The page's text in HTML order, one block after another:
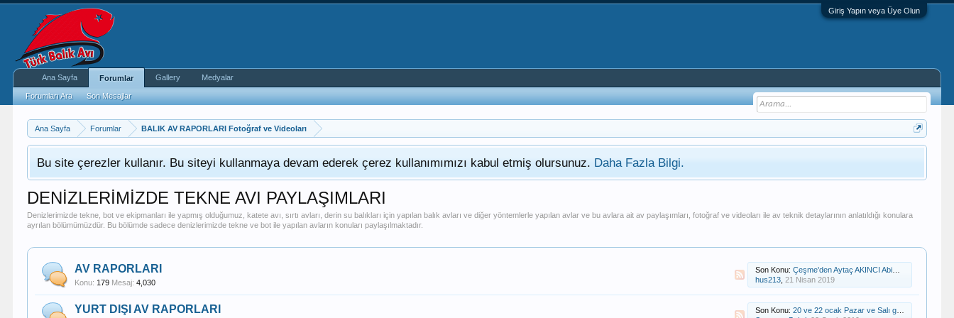
Giriş Yapın veya Üye Olun
Ana Sayfa Forumlar BALIK AV RAPORLARI Fotoğraf ve Videoları
Bu site çerezler kullanır. Bu siteyi kullanmaya devam ederek çerez kullanımımızı kabul etmiş olursunuz. Daha Fazla Bilgi.
DENİZLERİMİZDE TEKNE AVI PAYLAŞIMLARI
Denizlerimizde tekne, bot ve ekipmanları ile yapmış olduğumuz, katete avı, sırtı avları, derin su balıkları için yapılan balık avları ve diğer yöntemlerle yapılan avlar ve bu avlara ait av paylaşımları, fotoğraf ve videoları ile av teknik detaylarının anlatıldığı konulara
ayrılan bölümümüzdür. Bu bölümde sadece denizlerimizde tekne ve bot ile yapılan avların konuları paylaşılmaktadır.
AV RAPORLARI
Konu: 179 Mesaj: 4,030
Son Konu: Çeşme'den Aytaç AKINCI Abim Geçti, Geldi Salladı Gitti
hus213, 21 Nisan 2019
YURT DIŞI AV RAPORLARI Son Konu: 20 ve 22 ocak Pazar ve Salı günü avlarım
Ana Sayfa Forumlar
Forumları Ara Son Mesajlar
Gallery Medyalar